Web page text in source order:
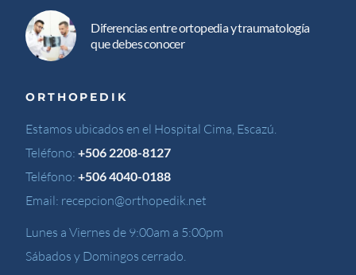
Diferencias entre ortopedia y traumatología
que debes conocer
ORTHOPEDIK
Estamos ubicados en el Hospital Cima, Escazú.
Teléfono:+506 2208-8127
Teléfono:+506 4040-0188
Email: recepcion@orthopedik.net
Lunes a Viernes de 9:00am a 5:00pm
Sábados y Domingos cerrado.